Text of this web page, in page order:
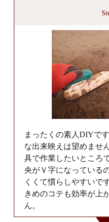
まったくの素人DIYで
な出来映えは望めませ
具で作業したいところ
央がＶ字になっている
くくて慣らしやすいで
きめのコテも効率が上
ん。